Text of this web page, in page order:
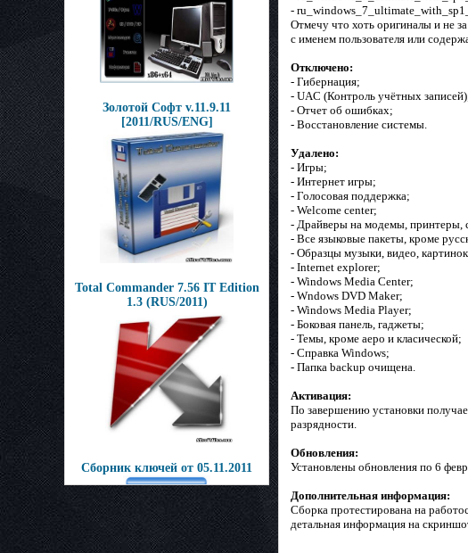
Золотой Софт v.11.9.11
[2011/RUS/ENG]
Total Commander 7.56 IT Edition
1.3 (RUS/2011)
Сборник ключей от 05.11.2011
-
Отмечу что хоть оригиналы и не
с именем пользователя или
Отключено:
- Гибернация;
- UAC (Контроль учётных
- Отчет об ошибках;
- Восстановление системы.
Удалено:
- Игры;
- Интернет игры;
- Голосовая поддержка;
- Welcome center;
- Драйверы на модемы, принтеры,
- Все языковые пакеты, кроме
- Образцы музыки, видео,
- Internet explorer;
- Windows Media Center;
- Wndows DVD Maker;
- Windows Media Player;
- Боковая панель, гаджеты;
- Темы, кроме аеро и класической;
- Справка Windows;
- Папка backup очищена.
Активация:
По завершению установки
разрядности.
Обновления:
Установлены обновления по 6
Дополнительная информация:
Сборка протестирована на
детальная информация на